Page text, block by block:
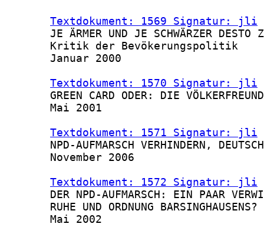
Textdokument: 1569 Signatur: jli
JE ÄRMER UND JE SCHWÄRZER DESTO
       Kritik der Bevökerungspolitik
       Januar 2000
Textdokument: 1570 Signatur: jli
GREEN CARD ODER: DIE
       Mai 2001
Textdokument: 1571 Signatur: jli
NPD-AUFMARSCH VERHINDERN,
       November 2006
Textdokument: 1572 Signatur: jli
DER NPD-AUFMARSCH: EIN PAAR
       RUHE UND ORDNUNG BARSINGHAUSENS?
       Mai 2002